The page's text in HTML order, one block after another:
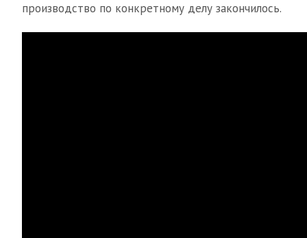
производство по конкретному делу закончилось.